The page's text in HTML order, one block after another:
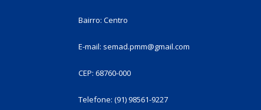
Bairro: Centro
E-mail: semad.pmm@gmail.com
CEP: 68760-000
Telefone: (91) 98561-9227